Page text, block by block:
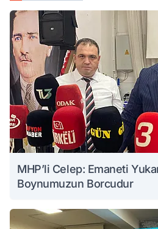
MHP’li Celep: Emaneti
Boynumuzun Borcudur